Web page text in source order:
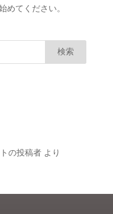
めてください。
の投稿者より